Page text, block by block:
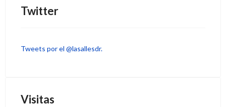
Twitter
Tweets por el @lasallesdr.
Visitas